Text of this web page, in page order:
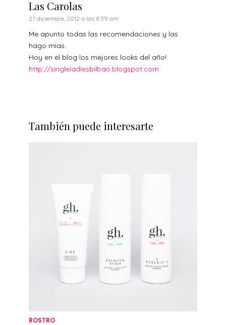
Las Carolas
27 diciembre, 2012 a las 8:39 am
Me apunto todas las recomendaciones y las
hago mias.
Hoy en el blog los mejores looks del año!
http://singleladiesbilbao.blogspot.com
También puede interesarte
ROSTRO